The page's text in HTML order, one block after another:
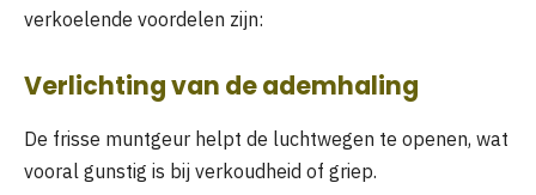
verkoelende voordelen zijn:
Verlichting van de ademhaling
De frisse muntgeur helpt de luchtwegen te openen, wat
vooral gunstig is bij verkoudheid of griep.